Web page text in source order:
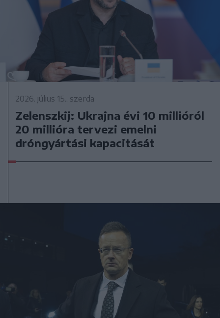
2026. július 15., szerda
Zelenszkij: Ukrajna évi 10 millióról
20 millióra tervezi emelni
dróngyártási kapacitását